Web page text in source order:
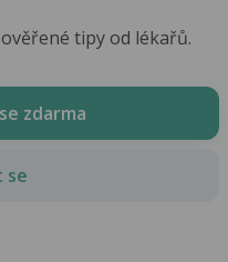
tipy od lékařů.
zdarma
se